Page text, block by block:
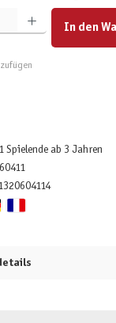
Wert ein oder benutze die
In den
Spielende ab 3 Jahren